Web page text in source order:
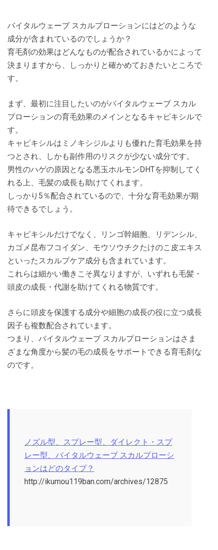
バイタルウェーブ スカルプローションにはどのような
成分が含まれているのでしょうか？
育毛剤の効果はどんなものが配合されているかによって
決まりますから、しっかりと確かめておきたいところで
す。
まず、最初に注目したいのがバイタルウェーブ スカル
プローションの育毛効果のメインとなるキャピキシルで
す。
キャピキシルはミノキシジルよりも優れた育毛効果を持
つとされ、しかも副作用のリスクが少ない成分です。
男性のハゲの原因となる悪玉ホルモンDHTを抑制してく
れる上、毛髪の成長も助けてくれます。
しっかり5％配合されているので、十分な育毛効果が期
待できるでしょう。
キャピキシルだけでなく、リンゴ幹細胞、リデンシル、
カゴメ昆布フコイダン、モウソウチクたけのこ皮エキス
といったスカルプケア成分も含まれています。
これらは細かい働きこそ異なりますが、いずれも毛髪・
頭皮の成長・代謝を助けてくれる物質です。
さらに頭皮を保護する成分や細胞の成長の役に立つ成長
因子も複数配合されています。
つまり、バイタルウェーブ スカルプローションはさま
ざまな角度から髪の毛の成長をサポートできる育毛剤な
のです。
ノズル型、スプレー型、ダイレクト・スプ
レー型、バイタルウェーブ スカルプローシ
ョンはどのタイプ？
http://ikumou119ban.com/archives/12875